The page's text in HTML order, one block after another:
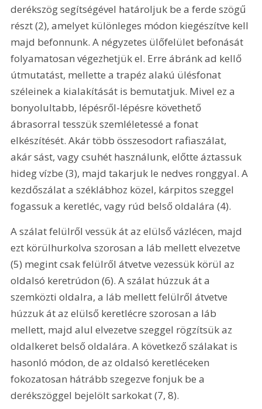
derékszög segítségével határoljuk be a ferde szögű
részt (2), amelyet különleges módon kiegészítve kell
majd befonnunk. A négyzetes ülőfelület befonását
folyamatosan végezhetjük el. Erre ábránk ad kellő
útmutatást, mellette a trapéz alakú ülésfonat
széleinek a kialakítását is bemutatjuk. Mivel ez a
bonyolultabb, lépésről-lépésre követhető
ábrasorral tesszük szemléletessé a fonat
elkészítését. Akár több összesodort rafiaszálat,
akár sást, vagy csuhét használunk, előtte áztassuk
hideg vízbe (3), majd takarjuk le nedves ronggyal. A
kezdőszálat a széklábhoz közel, kárpitos szeggel
fogassuk a keretléc, vagy rúd belső oldalára (4).
A szálat felülről vessük át az elülső vázlécen, majd
ezt körülhurkolva szorosan a láb mellett elvezetve
(5) megint csak felülről átvetve vezessük körül az
oldalsó keretrúdon (6). A szálat húzzuk át a
szemközti oldalra, a láb mellett felülről átvetve
húzzuk át az elülső keretlécre szorosan a láb
mellett, majd alul elvezetve szeggel rögzítsük az
oldalkeret belső oldalára. A következő szálakat is
hasonló módon, de az oldalsó keretléceken
fokozatosan hátrább szegezve fonjuk be a
derékszöggel bejelölt sarkokat (7, 8).